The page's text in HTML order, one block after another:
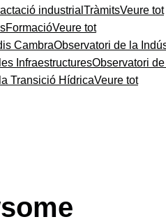
industrial TràmitsVeure tot
FormacióVeure tot
CambraObservatori de la
InfraestructuresObservatori
Transició HídricaVeure tot